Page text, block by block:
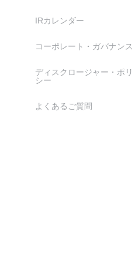
IRカレンダー
コーポレート・ガバナンス
ディスクロージャー・ポリ
シー
よくあるご質問